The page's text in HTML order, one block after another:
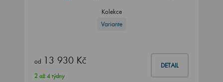
Kolekce
Variante
od 13 930 Kč DETAIL
2 až 4 týdny